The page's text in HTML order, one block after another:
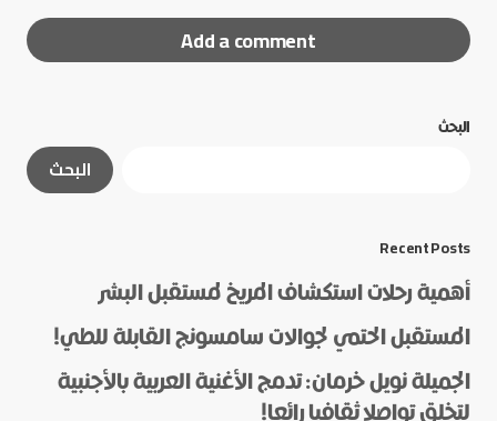
Add a comment
الحقول الإلزامية
البحث
البحث
Recent Posts
أهمية رحلات استكشاف المريخ لمستقبل البشر
المستقبل الحتمي لجوالات سامسونج القابلة للطي!
الجميلة نويل خرمان: تدمج الأغنية العربية بالأجنبية
لتخلق تواصلا ثقافيا رائعا!